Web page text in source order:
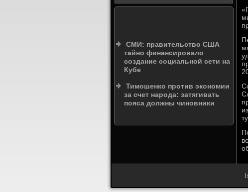
СМИ: правительство США
тайно финансировало
создание социальной сети на
Кубе
Тимошенко против экономии
за счет народа: затягивать
пояса должны чиновники